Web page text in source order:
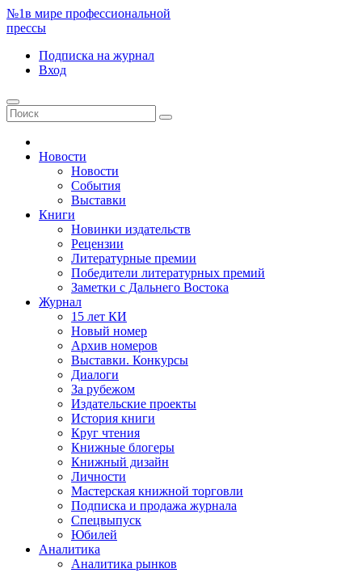
№1в мире профессиональной
прессы
Подписка на журнал
Вход
Новости
Новости
События
Выставки
Книги
Новинки издательств
Рецензии
Литературные премии
Победители литературных премий
Заметки с Дальнего Востока
Журнал
15 лет КИ
Новый номер
Архив номеров
Выставки. Конкурсы
Диалоги
За рубежом
Издательские проекты
История книги
Круг чтения
Книжные блогеры
Книжный дизайн
Личности
Мастерская книжной торговли
Подписка и продажа журнала
Спецвыпуск
Юбилей
Аналитика
Аналитика рынков